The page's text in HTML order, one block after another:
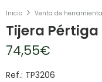
Inicio Venta de herramienta
Tijera
74,55€
Ref.: TP3206